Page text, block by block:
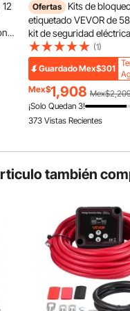
rápida y sencilla,
herramientas
de su vehículo, lo
Ofertas
Kits de
etiquetado VEVOR de
kit de seguridad
incluye candados,
bloqueo, cerrojo,
bridas. Herramientas de
para bloqueo y
industria, energía
maquinaria.
(1)
GuardadoMex$301
Mex$1,908
¡Solo Quedan 3!
373 Vistas Recientes
también